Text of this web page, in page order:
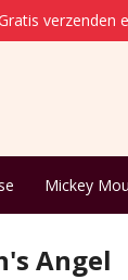
verzenden
Mickey
Angel